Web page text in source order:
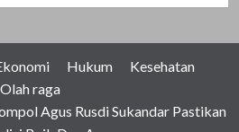
Hukum
Kesehatan
Olah raga
Agus Rusdi Sukandar Pastikan